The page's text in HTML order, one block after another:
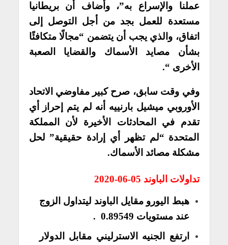
عملنا والإسراع به”، وأضاف أن بريطانيا
مستعدة للعمل بجد من أجل التوصل إلى
اتفاق، والذي يجب أن يتضمن “مجالًا متكافئًا
بشأن مصايد الأسماك والقضايا الصعبة
الأخرى “.
وفي وقت سابق، صرح كبير مفاوضي الاتحاد
الأوروبي ميشيل بارنييه أنه لم يتم إحراز أي
تقدم في المحادثات الأخيرة لأن المملكة
المتحدة “لم تظهر أي إرادة حقيقية” لحل
مشكلة مصائد الأسماك.
تداولات الباوند 05-06-2020
هبط اليورو مقايل الباوند ليتداول الزوج
عند مستويات 0.89549 .
ارتفع
الجنيه الاسترليني مقابل الدولار